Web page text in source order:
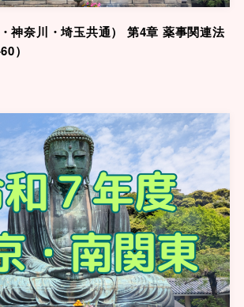
神奈川・埼玉共通） 第4章 薬事関連法
）